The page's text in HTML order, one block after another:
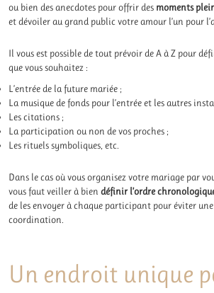
ou bien des anecdotes pour offrir des moments
et dévoiler au grand public votre amour l’un pour
Il vous est possible de tout prévoir de A à Z pour
que vous souhaitez :
L’entrée de la future mariée ;
La musique de fonds pour l’entrée et les autres
Les citations ;
La participation ou non de vos proches ;
Les rituels symboliques, etc.
Dans le cas où vous organisez votre mariage par
vous faut veiller à biendéfinir l’ordre
de les envoyer à chaque participant pour éviter
coordination.
Un endroit unique